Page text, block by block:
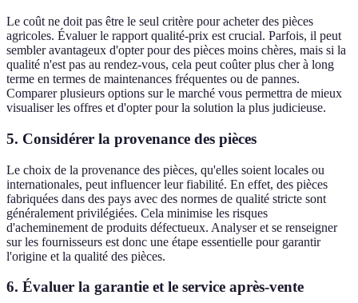
Le coût ne doit pas être le seul critère pour acheter des pièces
agricoles. Évaluer le rapport qualité-prix est crucial. Parfois, il peut
sembler avantageux d'opter pour des pièces moins chères, mais si la
qualité n'est pas au rendez-vous, cela peut coûter plus cher à long
terme en termes de maintenances fréquentes ou de pannes.
Comparer plusieurs options sur le marché vous permettra de mieux
visualiser les offres et d'opter pour la solution la plus judicieuse.
5. Considérer la provenance des pièces
Le choix de la provenance des pièces, qu'elles soient locales ou
internationales, peut influencer leur fiabilité. En effet, des pièces
fabriquées dans des pays avec des normes de qualité stricte sont
généralement privilégiées. Cela minimise les risques
d'acheminement de produits défectueux. Analyser et se renseigner
sur les fournisseurs est donc une étape essentielle pour garantir
l'origine et la qualité des pièces.
6. Évaluer la garantie et le service après-vente